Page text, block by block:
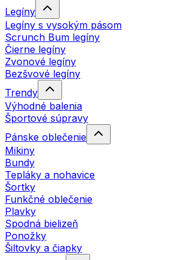
Legíny
Legíny s vysokým pásom
Scrunch Bum legíny
Čierne legíny
Zvonové legíny
Bezšvové legíny
Trendy
Výhodné balenia
Športové súpravy
Pánske oblečenie
Mikiny
Bundy
Tepláky a nohavice
Šortky
Funkčné oblečenie
Plavky
Spodná bielizeň
Ponožky
Šiltovky a čiapky